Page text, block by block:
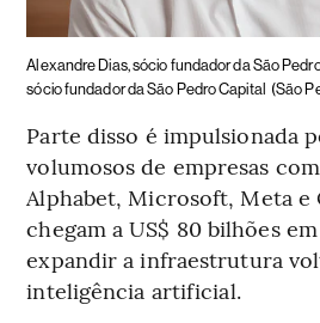
Alexandre Dias, sócio fundador da São
sócio fundador da São Pedro Capital (São
Parte disso é impulsionada
volumosos de empresas
Alphabet, Microsoft, Meta e
chegam a US$ 80 bilhões
expandir a infraestrutura
inteligência artificial.